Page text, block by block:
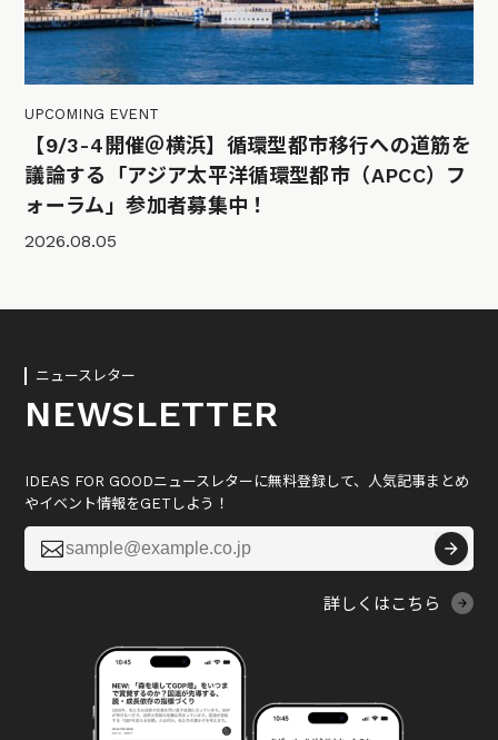
UPCOMING EVENT
【9/3-4開催＠横浜】循環型都市移行への道筋を
議論する「アジア太平洋循環型都市（APCC）フ
ォーラム」参加者募集中！
2026.08.05
ニュースレター
NEWSLETTER
IDEAS FOR GOODニュースレターに無料登録して、人気記事まとめ
やイベント情報をGETしよう！

詳しくはこちら